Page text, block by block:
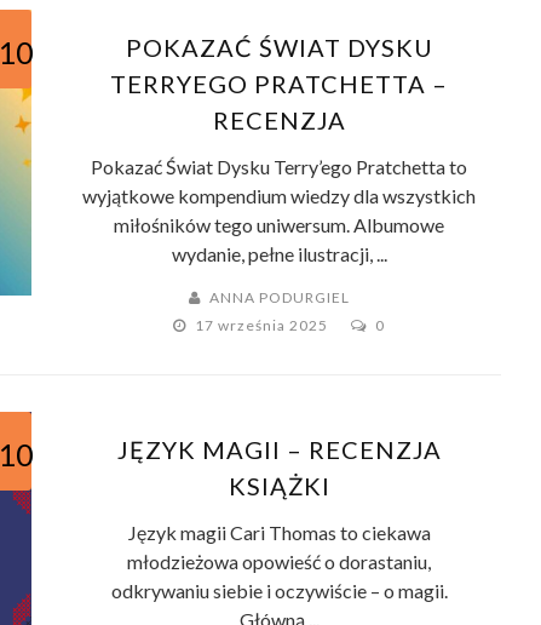
POKAZAĆ ŚWIAT DYSKU
TERRYEGO PRATCHETTA –
RECENZJA
Pokazać Świat Dysku Terry’ego Pratchetta to
wyjątkowe kompendium wiedzy dla wszystkich
miłośników tego uniwersum. Albumowe
wydanie, pełne ilustracji, ...
ANNA PODURGIEL
17 września 2025
0
JĘZYK MAGII – RECENZJA
KSIĄŻKI
Język magii Cari Thomas to ciekawa
młodzieżowa opowieść o dorastaniu,
odkrywaniu siebie i oczywiście – o magii.
Główną ...